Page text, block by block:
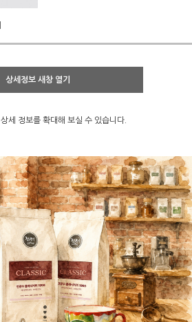
상세정보 새창 열기
상세 정보를 확대해 보실 수 있습니다.